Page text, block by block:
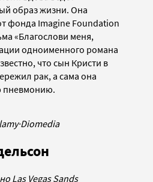
образ жизни. Она
фонда Imagine Foundation
«Благослови меня,
одноименного романа
что сын Кристи в
рак, а сама она
пневмонию.
·Diomedia
Las Vegas Sands